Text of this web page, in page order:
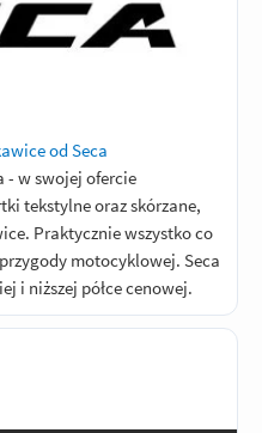
od Seca
- w swojej ofercie
tekstylne oraz skórzane,
Praktycznie wszystko co
motocyklowej. Seca
i niższej półce cenowej.